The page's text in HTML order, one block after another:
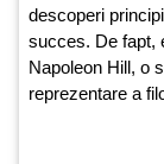
descoperi
succes. De fapt,
Napoleon Hill, o
reprezentare a
dorește asta cu